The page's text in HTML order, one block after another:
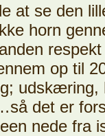
at se den
horn
op til
udskæring,
det er
nede fra